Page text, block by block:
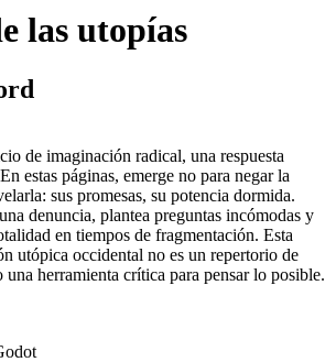
las utopías
de imaginación radical, una respuesta
estas páginas, emerge no para negar la
sus promesas, su potencia dormida.
denuncia, plantea preguntas incómodas y
en tiempos de fragmentación. Esta
utópica occidental no es un repertorio de
una herramienta crítica para pensar lo posible.